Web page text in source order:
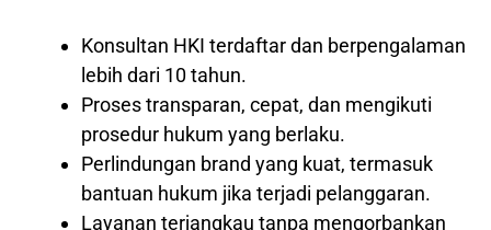
Konsultan HKI terdaftar dan berpengalaman
lebih dari 10 tahun.
Proses transparan, cepat, dan mengikuti
prosedur hukum yang berlaku.
Perlindungan brand yang kuat, termasuk
bantuan hukum jika terjadi pelanggaran.
Layanan terjangkau tanpa mengorbankan